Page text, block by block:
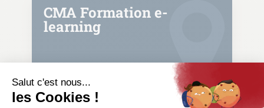
CMA Formation e-
learning
Formation continue Formation courte